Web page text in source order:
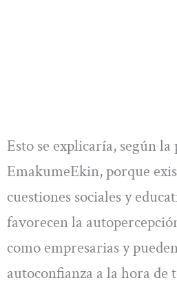
Esto se explicaría, según la
EmakumeEkin, porque
cuestiones sociales y
favorecen la
como empresarias y
autoconfianza a la hora de